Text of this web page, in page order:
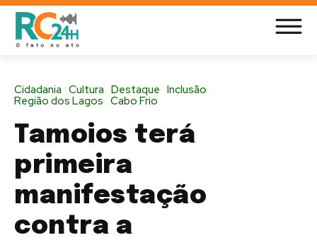
Cidadania Cultura Destaque Inclusão
Região dos Lagos Cabo Frio
Tamoios terá
primeira
manifestação
contra a